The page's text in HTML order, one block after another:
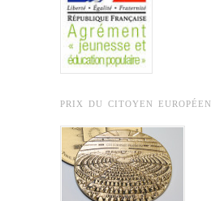
PRIX DU CITOYEN EUROPÉEN